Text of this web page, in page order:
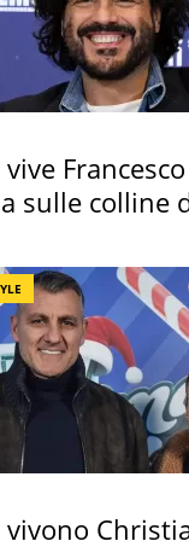
sulle colline
vivono